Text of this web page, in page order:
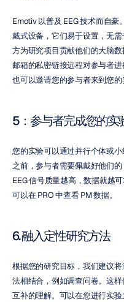
Emotiv 以普及 EEG 技术而自
戴式设备，它们易于设置，无
方为研究项目贡献他们的大脑
邮箱的私密链接远程对参与者
也可以邀请您的参与者来到您的
5：参与者完成您的实
您的实验可以通过并行个体或
之前，参与者需要佩戴好他们的
EEG 信号质量越高，数据就越
可以在 PRO 中查看 PM 数据。
6. 融入定性研究方法
根据您的研究目标，我们建议
法相结合，例如调查问卷。这
互补的理解。可以在您进行实